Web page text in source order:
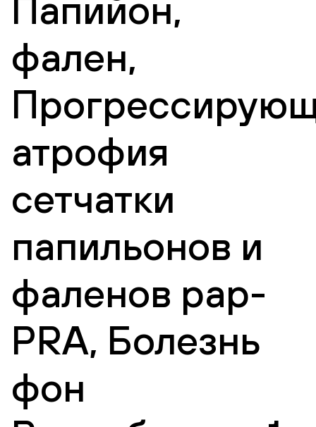
Папийон,
фален,
атрофия
сетчатки
папильонов и
фаленов pap-
PRA, Болезнь
фон